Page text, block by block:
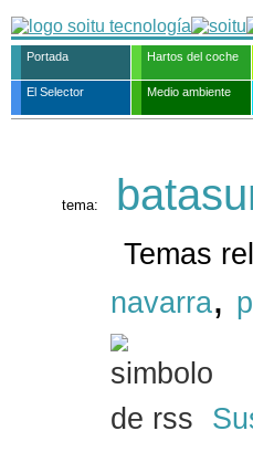
Portada Hartos del coche
El Selector Medio ambiente
tema:
Temas
navarra,